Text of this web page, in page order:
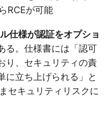
RCEが可能
仕様が認証をオプショ
る。仕様書には「認可
り、セキュリティの責
に立ち上げられる」と
セキュリティリスクに